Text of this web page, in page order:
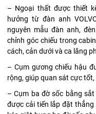
– Ngoại thất được thiết
hưởng từ đàn anh
nguyên mẫu đàn anh,
chỉnh góc chiếu trong
cách, cản dưới và ca lăng
– Cụm gương chiếu hậu
rộng, giúp quan sát cực
– Cụm ba đờ sốc bằng
được cải tiến lắp đặt